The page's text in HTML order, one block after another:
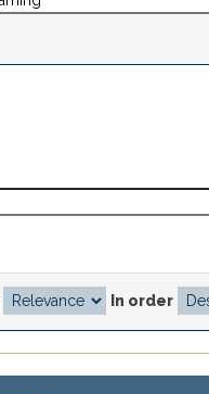
In order